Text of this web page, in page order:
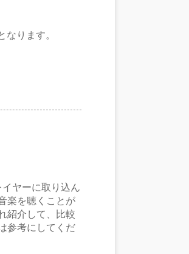
ります。
ヤーに取り込ん
楽を聴くことが
紹介して、比較
参考にしてくだ